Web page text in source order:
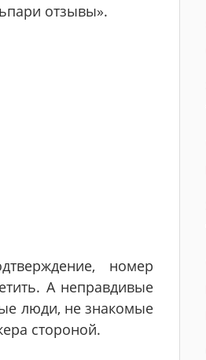
отзывы».
номер
А неправдивые
люди, не знакомые
стороной.